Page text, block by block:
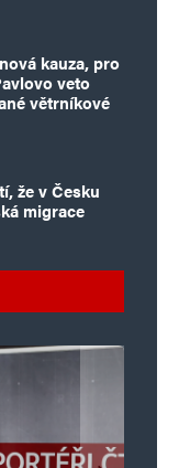
kauza, pro
veto
větrníkové
že v Česku
migrace
6. díl: